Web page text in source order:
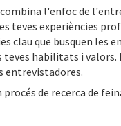
l'enfoc de
teves experiències
clau que busquen les
teves habilitats i
entrevistadores.
procés de recerca de